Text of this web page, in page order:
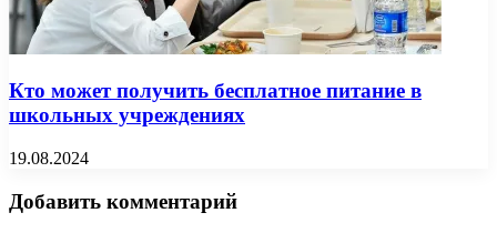
Кто может получить бесплатное питание в
школьных учреждениях
19.08.2024
Добавить комментарий